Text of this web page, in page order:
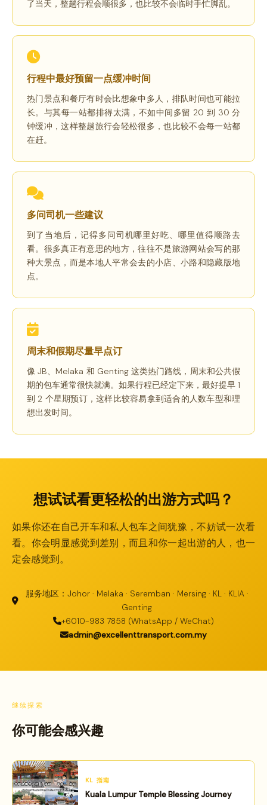
了当天，整趟行程会顺很多，也比较不会临时手忙脚乱。
行程中最好预留一点缓冲时间
热门景点和餐厅有时会比想象中多人，排队时间也可能拉
长。与其每一站都排得太满，不如中间多留 20 到 30 分
钟缓冲，这样整趟旅行会轻松很多，也比较不会每一站都
在赶。
多问司机一些建议
到了当地后，记得多问司机哪里好吃、哪里值得顺路去
看。很多真正有意思的地方，往往不是旅游网站会写的那
种大景点，而是本地人平常会去的小店、小路和隐藏版地
点。
周末和假期尽量早点订
像 JB、Melaka 和 Genting 这类热门路线，周末和公共假
期的包车通常很快就满。如果行程已经定下来，最好提早 1
到 2 个星期预订，这样比较容易拿到适合的人数车型和理
想出发时间。
想试试看更轻松的出游方式吗？
如果你还在自己开车和私人包车之间犹豫，不妨试一次看
看。你会明显感觉到差别，而且和你一起出游的人，也一
定会感觉到。
服务地区：Johor · Melaka · Seremban · Mersing · KL · KLIA ·
Genting
+6010-983 7858 (WhatsApp / WeChat)
admin@excellenttransport.com.my
继续探索
你可能会感兴趣
KL 指南
Kuala Lumpur Temple Blessing Journey